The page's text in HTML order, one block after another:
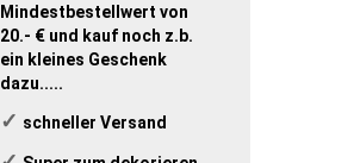
Mindestbestellwert von
20.- € und kauf noch z.b.
ein kleines Geschenk
dazu.....
✓ schneller Versand